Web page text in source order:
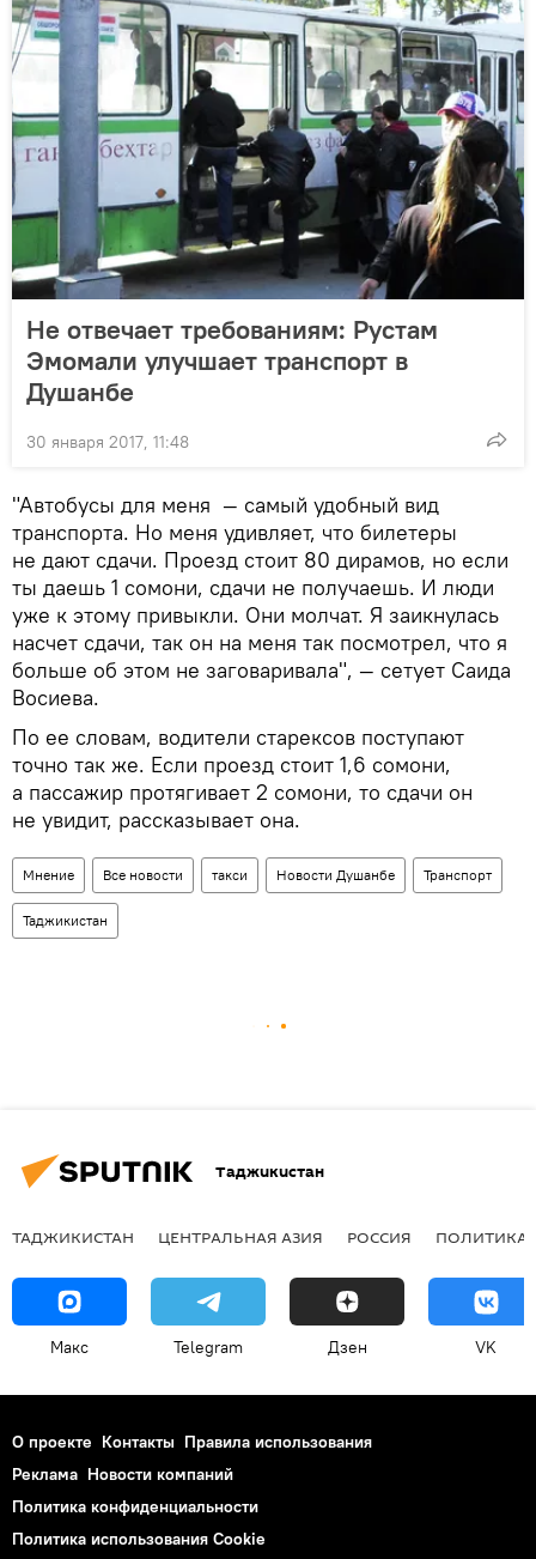
Не отвечает требованиям: Рустам
Эмомали улучшает транспорт в
Душанбе
30 января 2017, 11:48
"Автобусы для меня — самый удобный вид
транспорта. Но меня удивляет, что билетеры
не дают сдачи. Проезд стоит 80 дирамов, но если
ты даешь 1 сомони, сдачи не получаешь. И люди
уже к этому привыкли. Они молчат. Я заикнулась
насчет сдачи, так он на меня так посмотрел, что я
больше об этом не заговаривала", — сетует Саида
Восиева.
По ее словам, водители старексов поступают
точно так же. Если проезд стоит 1,6 сомони,
а пассажир протягивает 2 сомони, то сдачи он
не увидит, рассказывает она.
Мнение Все новости такси Новости Душанбе Транспорт
Таджикистан
Таджикистан
ТАДЖИКИСТАН ЦЕНТРАЛЬНАЯ АЗИЯ РОССИЯ ПОЛИТИКА
Макс Telegram Дзен VK
О проекте Контакты Правила использования
Реклама Новости компаний
Политика конфиденциальности
Политика использования Cookie